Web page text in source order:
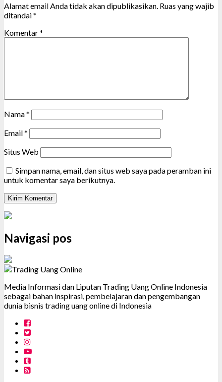
Alamat email Anda tidak akan dipublikasikan. Ruas yang wajib
ditandai*
Komentar*
Nama*
Email*
Situs Web
Simpan nama, email, dan situs web saya pada peramban ini
untuk komentar saya berikutnya.
Navigasi pos
Media Informasi dan Liputan Trading Uang Online Indonesia
sebagai bahan inspirasi, pembelajaran dan pengembangan
dunia bisnis trading uang online di Indonesia